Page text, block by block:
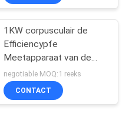
1KW corpusculair de
Efficiencypfe
Meetapparaat van de
Kwestiefiltratie
negotiable MOQ:1 reeks
CONTACT